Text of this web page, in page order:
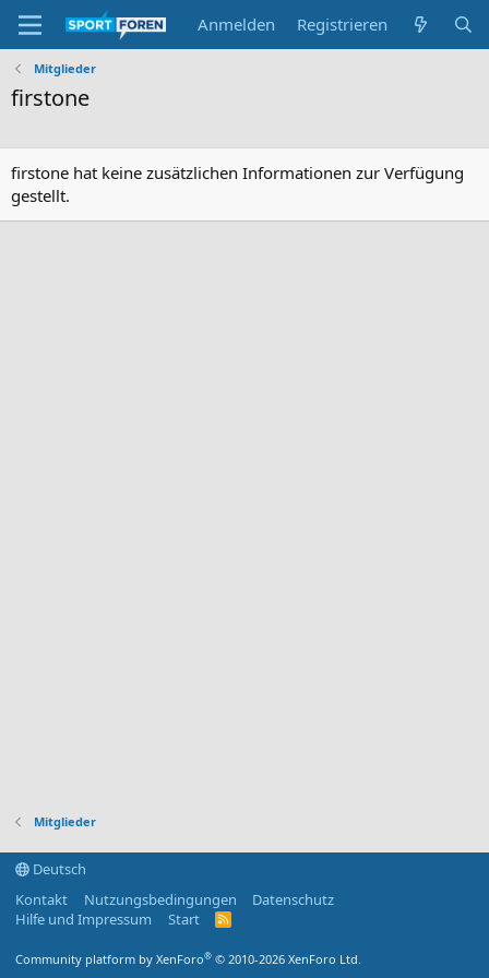
Anmelden Registrieren
Mitglieder
firstone
firstone hat keine zusätzlichen Informationen zur Verfügung
gestellt.
Mitglieder
Deutsch
Kontakt
Nutzungsbedingungen
Datenschutz
Hilfe und Impressum
Start
R
Community platform by XenForo® © 2010-2026 XenForo Ltd.